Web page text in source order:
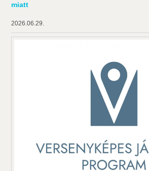
miatt
2026.06.29.